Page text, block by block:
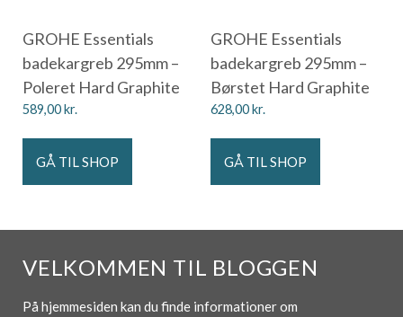
GROHE Essentials
badekargreb 295mm –
Poleret Hard Graphite
589,00kr.
GÅ TIL SHOP
GROHE Essentials
badekargreb 295mm –
Børstet Hard Graphite
628,00kr.
GÅ TIL SHOP
VELKOMMEN TIL BLOGGEN
På hjemmesiden kan du finde informationer om